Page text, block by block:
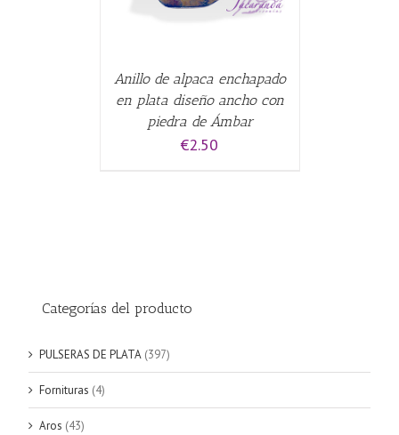
Anillo de alpaca enchapado
en plata diseño ancho con
piedra de Ámbar
€2.50
Categorías del producto
PULSERAS DE PLATA (397)
Fornituras (4)
Aros (43)